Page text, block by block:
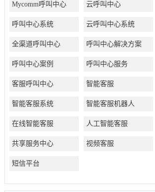
Mycomm呼叫中心 云呼叫中心
呼叫中心系统 云呼叫中心系统
全渠道呼叫中心 呼叫中心解决方案
呼叫中心案例 呼叫中心服务
客服呼叫中心 智能客服
智能客服系统 智能客服机器人
在线智能客服 人工智能客服
共享服务中心 视频客服
短信平台